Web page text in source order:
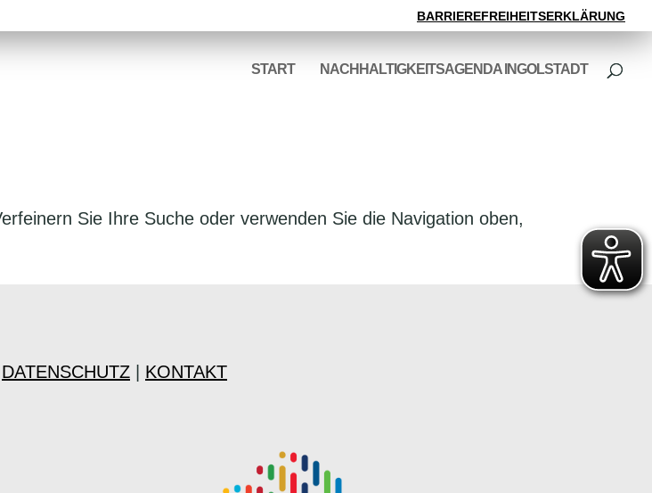
BARRIEREFREIHEITSERKLÄRUNG
START NACHHALTIGKEITSAGENDA INGOLSTADT
Sie Ihre Suche oder verwenden Sie die Navigation oben,
DATENSCHUTZ | KONTAKT